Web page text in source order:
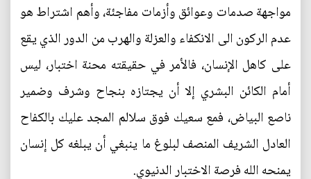
مواجهة صدمات وعوائق وأزمات مفاجئة، وأهم اشتراط هو
عدم الركون الى الانكفاء والعزلة والهرب من الدور الذي يقع
على كاهل الإنسان، فالأمر في حقيقته محنة اختبار، ليس
أمام الكائن البشري إلا أن يجتازه بنجاح وشرف وضمير
ناصع البياض، فمع سعيك فوق سلالم المجد عليك بالكفاح
العادل الشريف المنصف لبلوغ ما ينبغي أن يبلغه كل إنسان
يمنحه الله فرصة الاختبار الدنيوي.